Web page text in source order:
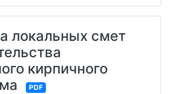
локальных смет
кирпичного
PDF